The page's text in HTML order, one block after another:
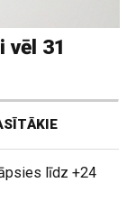
vēl 31
līdz +24